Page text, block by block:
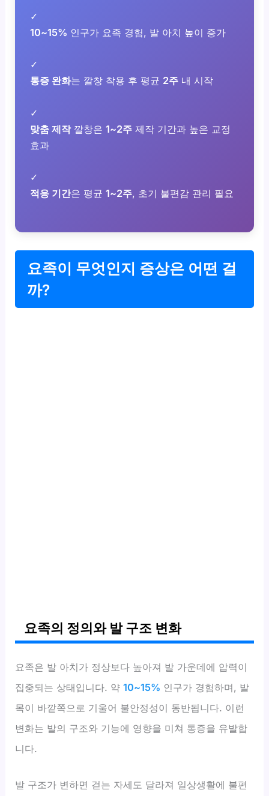
✓
10~15% 인구가 요족 경험, 발 아치 높이 증가
✓
통증 완화는 깔창 착용 후 평균 2주 내 시작
✓
맞춤 제작깔창은1~2주 제작 기간과 높은 교정
효과
✓
적응 기간은 평균1~2주, 초기 불편감 관리 필요
요족이 무엇인지 증상은 어떤 걸
까?
요족의 정의와 발 구조 변화
요족은 발 아치가 정상보다 높아져 발 가운데에 압력이
집중되는 상태입니다. 약10~15% 인구가 경험하며, 발
목이 바깥쪽으로 기울어 불안정성이 동반됩니다. 이런
변화는 발의 구조와 기능에 영향을 미쳐 통증을 유발합
니다.
발 구조가 변하면 걷는 자세도 달라져 일상생활에 불편